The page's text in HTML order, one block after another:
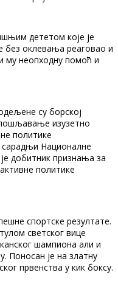
дететом које је
без оклевања реаговао и
неопходну помоћ и
су борској
изузетно
политике
Националне
добитник признања за
политике
спортске резултате.
светског вице
шампиона али и
Поносан је на златну
првенства у кик боксу.